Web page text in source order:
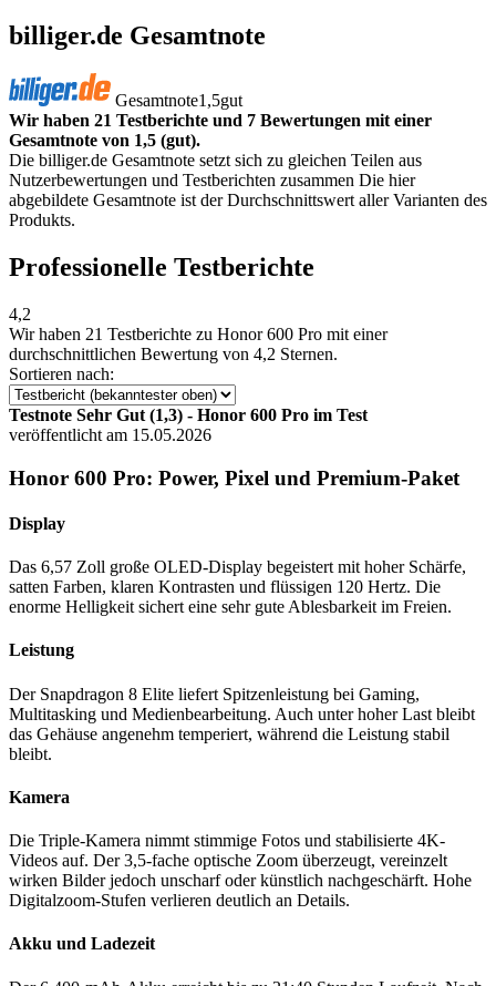
billiger.de Gesamtnote
Gesamtnote1,5gut
Wir haben 21 Testberichte und 7 Bewertungen mit einer
Gesamtnote von 1,5 (gut).
Die billiger.de Gesamtnote setzt sich zu gleichen Teilen aus
Nutzerbewertungen und Testberichten zusammen Die hier
abgebildete Gesamtnote ist der Durchschnittswert aller Varianten des
Produkts.
Professionelle Testberichte
4,2
Wir haben 21 Testberichte zu Honor 600 Pro mit einer
durchschnittlichen Bewertung von 4,2 Sternen.
Sortieren nach:
Testnote Sehr Gut (1,3) - Honor 600 Pro im Test
veröffentlicht am 15.05.2026
Honor 600 Pro: Power, Pixel und Premium-Paket
Display
Das 6,57 Zoll große OLED-Display begeistert mit hoher Schärfe,
satten Farben, klaren Kontrasten und flüssigen 120 Hertz. Die
enorme Helligkeit sichert eine sehr gute Ablesbarkeit im Freien.
Leistung
Der Snapdragon 8 Elite liefert Spitzenleistung bei Gaming,
Multitasking und Medienbearbeitung. Auch unter hoher Last bleibt
das Gehäuse angenehm temperiert, während die Leistung stabil
bleibt.
Kamera
Die Triple-Kamera nimmt stimmige Fotos und stabilisierte 4K-
Videos auf. Der 3,5-fache optische Zoom überzeugt, vereinzelt
wirken Bilder jedoch unscharf oder künstlich nachgeschärft. Hohe
Digitalzoom-Stufen verlieren deutlich an Details.
Akku und Ladezeit